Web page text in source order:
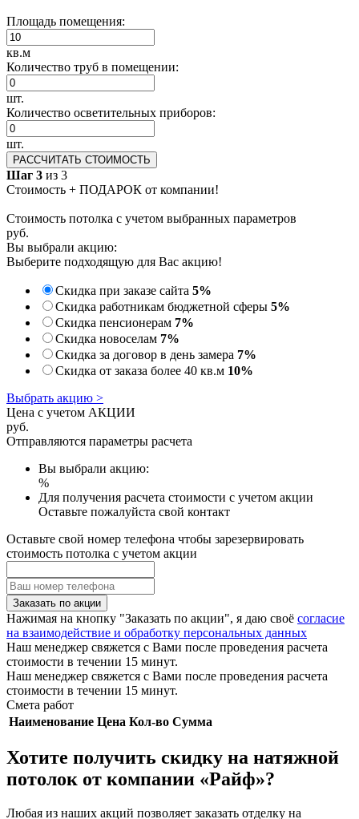
Площадь помещения:
кв.м
Количество труб в помещении:
шт.
Количество осветительных приборов:
шт.
РАССЧИТАТЬ СТОИМОСТЬ
Шаг 3 из 3
Стоимость + ПОДАРОК от компании!
Стоимость потолка с учетом выбранных параметров
руб.
Вы выбрали акцию:
Выберите подходящую для Вас акцию!
Скидка при заказе сайта 5%
Скидка работникам бюджетной сферы 5%
Скидка пенсионерам 7%
Скидка новоселам 7%
Скидка за договор в день замера 7%
Скидка от заказа более 40 кв.м 10%
Выбрать акцию >
Цена с учетом АКЦИИ
руб.
Отправляются параметры расчета
Вы выбрали акцию:
%
Для получения расчета стоимости с учетом акции
Оставьте пожалуйста свой контакт
Оставьте свой номер телефона чтобы зарезервировать
стоимость потолка с учетом акции
Заказать по акции
Нажимая на кнопку "Заказать по акции", я даю своё согласие
на взаимодействие и обработку персональных данных
Наш менеджер свяжется с Вами после проведения расчета
стоимости в течении 15 минут.
Наш менеджер свяжется с Вами после проведения расчета
стоимости в течении 15 минут.
Смета работ
Наименование Цена Кол-во Сумма
Хотите получить скидку на натяжной
потолок от компании «Райф»?
Любая из наших акций позволяет заказать отделку на